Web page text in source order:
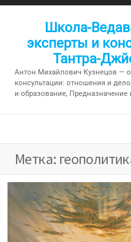
Перейти
Школа-
эксперты и
Тантра-
Антон Михайлович Кузнецов —
консультации: отношения и
и образование, Предназначение
Метка: